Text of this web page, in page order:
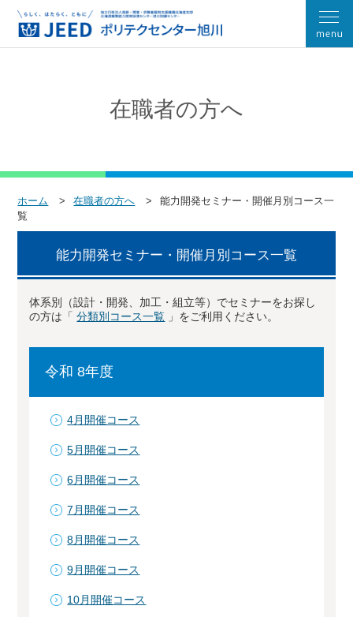
在職者の方へ
ホーム 在職者の方へ
能力開発セミナー・開催月別コース一
覧
能力開発セミナー・開催月別コース一覧
体系別（設計・開発、加工・組立等）でセミナーをお探し
の方は「 分類別コース一覧 」をご利用ください。
令和 8年度
4月開催コース
5月開催コース
6月開催コース
7月開催コース
8月開催コース
9月開催コース
10月開催コース